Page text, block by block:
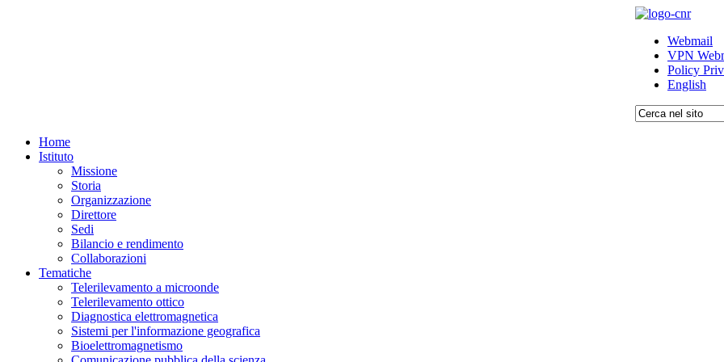
Webmail
VPN
Policy
English
Home
Istituto
Missione
Storia
Organizzazione
Direttore
Sedi
Bilancio e rendimento
Collaborazioni
Tematiche
Telerilevamento a microonde
Telerilevamento ottico
Diagnostica elettromagnetica
Sistemi per l'informazione geografica
Bioelettromagnetismo